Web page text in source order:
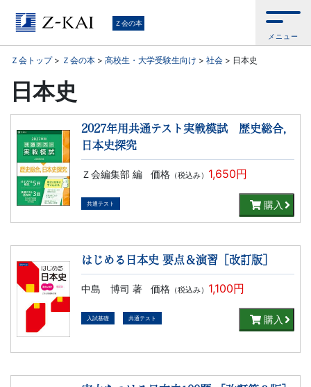
学
習
参
考
か
ら、
語
学
書、
幼
Ｚ会の本
メニュー
Ｚ会トップ> Ｚ会の本 > 高校生・大学受験生向け > 社会 > 日本史
日本史
2027年用共通テスト実戦模試 歴史総合，
日本史探究
Ｚ会編集部 編 価格（税込み） 1,650円
共通テスト 購入
はじめる日本史 要点＆演習［改訂版］
中島 博司 著 価格（税込み） 1,100円
入試基礎 共通テスト 購入